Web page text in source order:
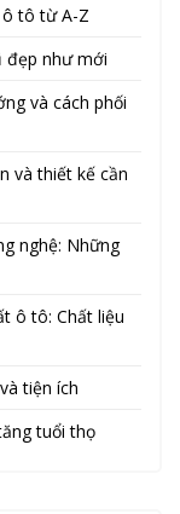
tô từ A-Z
đẹp như mới
và cách phối
và thiết kế cần
nghệ: Những
ô tô: Chất liệu
tiện ích
tuổi thọ